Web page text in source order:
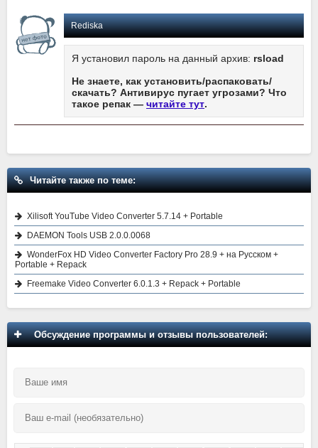
Rediska
Я установил пароль на данный архив: rsload
Не знаете, как установить/распаковать/
скачать? Антивирус пугает угрозами? Что
такое репак — читайте тут.
Читайте также по теме:
Xilisoft YouTube Video Converter 5.7.14 + Portable
DAEMON Tools USB 2.0.0.0068
WonderFox HD Video Converter Factory Pro 28.9 + на Русском +
Portable + Repack
Freemake Video Converter 6.0.1.3 + Repack + Portable
Обсуждение программы и отзывы пользователей: